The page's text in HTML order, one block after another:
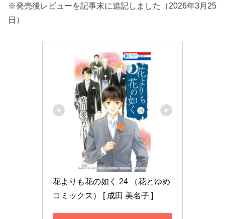
※発売後レビューを記事末に追記しました（2026年3月25
日）
花よりも花の如く 24 （花とゆめ
コミックス） [ 成田 美名子 ]